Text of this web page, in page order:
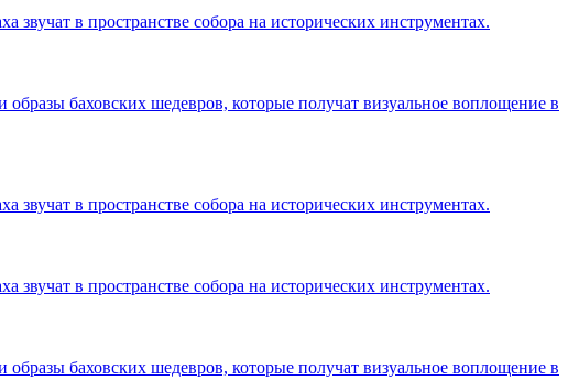
в пространстве собора на исторических инструментах.
баховских шедевров, которые получат визуальное воплощение в
в пространстве собора на исторических инструментах.
в пространстве собора на исторических инструментах.
баховских шедевров, которые получат визуальное воплощение в